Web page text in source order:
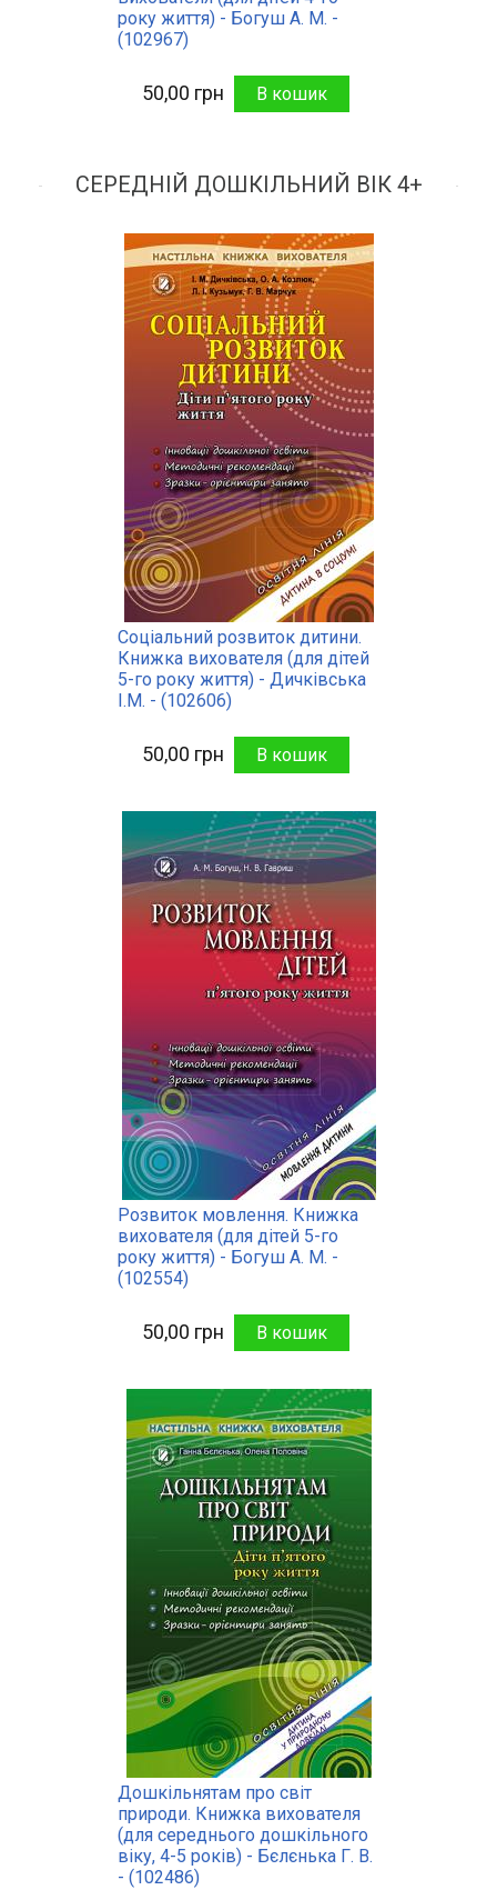
року життя) - Богуш А. М. -
(102967)
50,00 грн
СЕРЕДНІЙ ДОШКІЛЬНИЙ ВІК 4+
Соціальний розвиток дитини.
Книжка вихователя (для дітей
5-го року життя) - Дичківська
І.М. - (102606)
50,00 грн
Розвиток мовлення. Книжка
вихователя (для дітей 5-го
року життя) - Богуш А. М. -
(102554)
50,00 грн
Дошкільнятам про світ
природи. Книжка вихователя
(для середнього дошкільного
віку, 4-5 років) - Бєлєнька Г. В.
- (102486)